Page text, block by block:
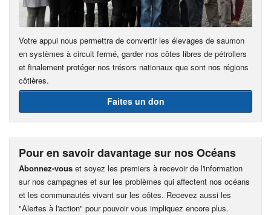
Votre appui nous permettra de convertir les élevages de saumon
en systèmes à circuit fermé, garder nos côtes libres de pétroliers
et finalement protéger nos trésors nationaux que sont nos régions
côtières.
Faites un don
Pour en savoir davantage sur nos Océans
Abonnez-vous et soyez les premiers à recevoir de l'information
sur nos campagnes et sur les problèmes qui affectent nos océans
et les communautés vivant sur les côtes. Recevez aussi les
"Alertes à l'action" pour pouvoir vous impliquez encore plus.